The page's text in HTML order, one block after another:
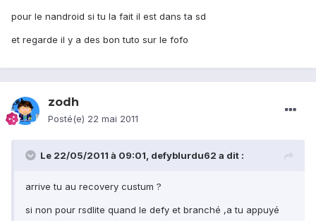
pour le nandroid si tu la fait il est dans ta sd
et regarde il y a des bon tuto sur le fofo
zodh
Posté(e) 22 mai 2011
Le 22/05/2011 à 09:01, defyblurdu62 a dit :
arrive tu au recovery custum ?
si non pour rsdlite quand le defy et branché ,a tu appuyé